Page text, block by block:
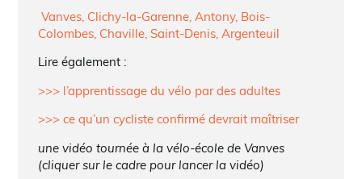
Vanves, Clichy-la-Garenne, Antony, Bois-
Colombes, Chaville, Saint-Denis, Argenteuil
Lire également :
>>> l’apprentissage du vélo par des adultes
>>> ce qu’un cycliste confirmé devrait maîtriser
une vidéo tournée à la vélo-école de Vanves
(cliquer sur le cadre pour lancer la vidéo)